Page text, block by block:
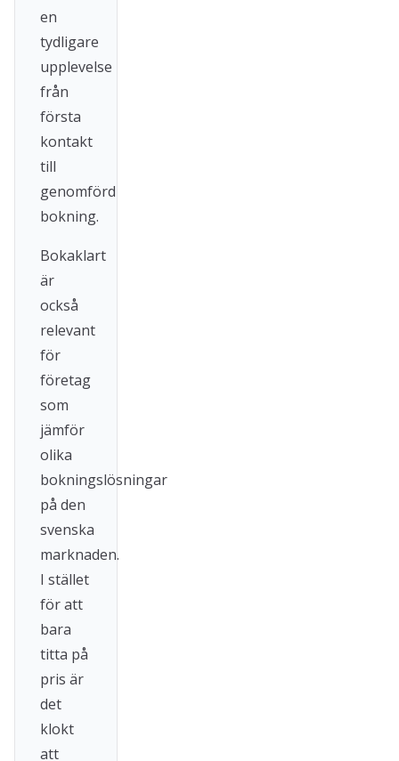
en
tydligare
upplevelse
från
första
kontakt
till
genomförd
bokning.
Bokaklart
är
också
relevant
för
företag
som
jämför
olika
bokningslösningar
på den
svenska
marknaden.
I stället
för att
bara
titta på
pris är
det
klokt
att